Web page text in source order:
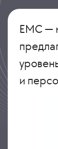
ЕМС —
и